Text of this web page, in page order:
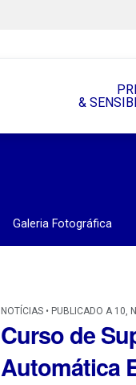
&
Galeria Fotográfica
NOTÍCIAS • PUBLICADO A 10,
Curso de
Automática